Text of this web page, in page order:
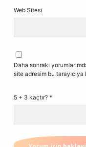
Web Sitesi
Daha sonraki
site adresim bu
5 + 3 kaçtır? *